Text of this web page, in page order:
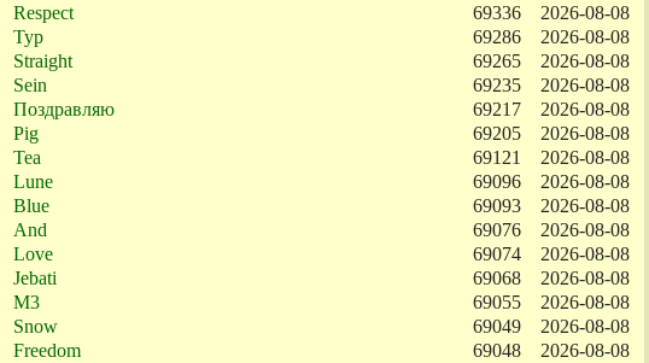
Respect 69336
2026-08-08
Typ 69286
2026-08-08
Straight 69265
2026-08-08
Sein 69235
2026-08-08
Поздравляю 69217
2026-08-08
Pig 69205
2026-08-08
Tea 69121
2026-08-08
Lune 69096
2026-08-08
Blue 69093
2026-08-08
And 69076
2026-08-08
Love 69074
2026-08-08
Jebati 69068
2026-08-08
M3 69055
2026-08-08
Snow 69049
2026-08-08
Freedom 69048
2026-08-08